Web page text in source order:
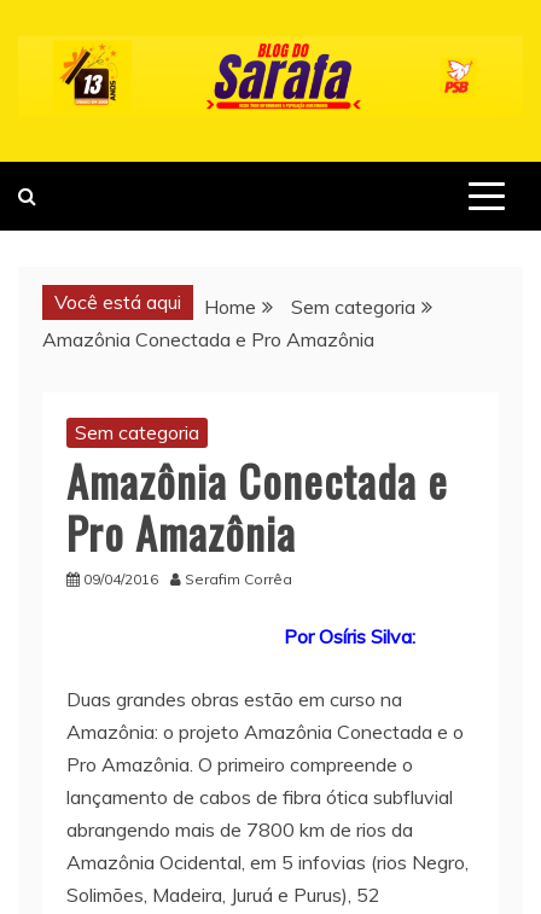
content
Você está aqui Home
Sem categoria
Amazônia Conectada e Pro Amazônia
Sem categoria
Amazônia Conectada e
Pro Amazônia
09/04/2016 Serafim Corrêa
Por Osíris Silva:
Duas grandes obras estão em curso na
Amazônia: o projeto Amazônia Conectada e o
Pro Amazônia. O primeiro compreende o
lançamento de cabos de fibra ótica subfluvial
abrangendo mais de 7800 km de rios da
Amazônia Ocidental, em 5 infovias (rios Negro,
Solimões, Madeira, Juruá e Purus), 52